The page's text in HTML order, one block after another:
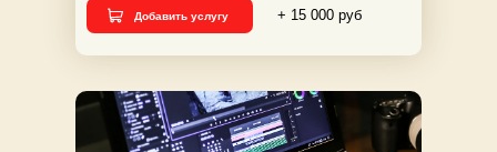
+ 15 000 руб
Добавить услугу